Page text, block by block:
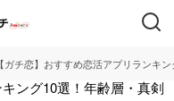
【ガチ恋】おすすめ恋活アプリランキ